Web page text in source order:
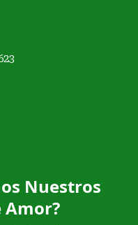
Nuestros